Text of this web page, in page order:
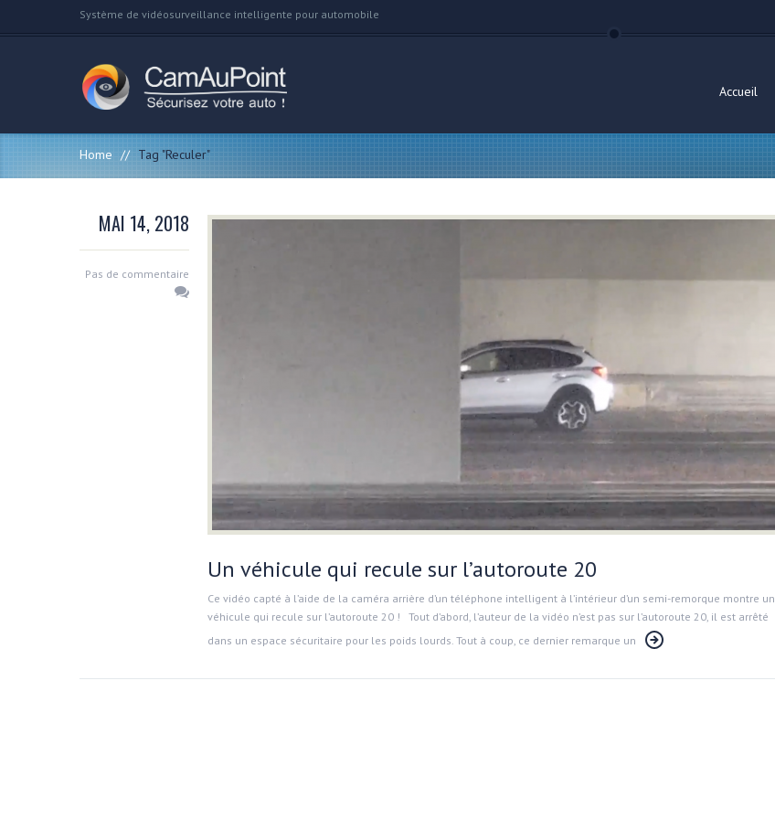
Système de vidéosurveillance intelligente pour automobile
Accueil
Home // Tag "Reculer"
MAI 14, 2018
Pas de commentaire
Un véhicule qui recule sur l’autoroute 20
Ce vidéo capté à l’aide de la caméra arrière d’un téléphone intelligent à l’intérieur d’un semi-remorque montre un
véhicule qui recule sur l’autoroute 20 ! Tout d’abord, l’auteur de la vidéo n’est pas sur l’autoroute 20, il est arrêté
dans un espace sécuritaire pour les poids lourds. Tout à coup, ce dernier remarque un